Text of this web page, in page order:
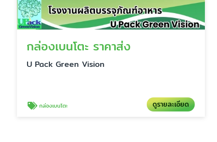
กล่องเบนโตะ ราคาส่ง
U Pack Green Vision
กล่องเบนโตะ ดูรายละเอียด